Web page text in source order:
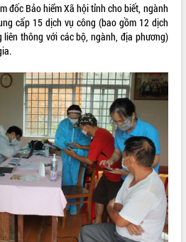
đốc Bảo hiểm Xã hội tỉnh cho biết, ngành
cấp 15 dịch vụ công (bao gồm 12 dịch
thông với các bộ, ngành, địa phương)